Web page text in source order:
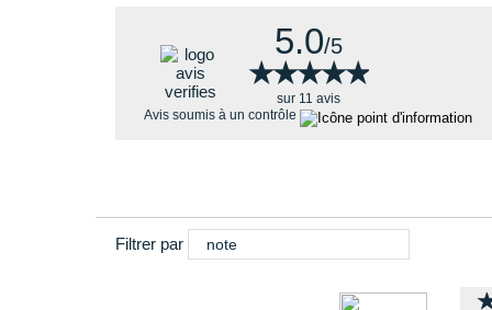
5.0/5
★★★★★
★★★★★
sur 11 avis
Avis soumis à un contrôle
Filtrer par note